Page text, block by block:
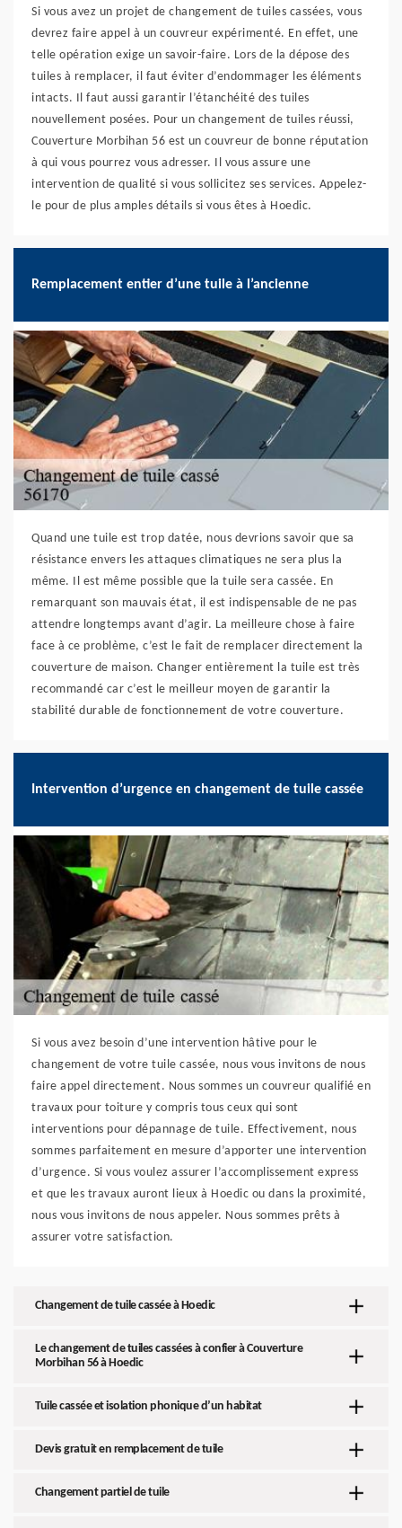
Si vous avez un projet de changement de tuiles cassées, vous
devrez faire appel à un couvreur expérimenté. En effet, une
telle opération exige un savoir-faire. Lors de la dépose des
tuiles à remplacer, il faut éviter d’endommager les éléments
intacts. Il faut aussi garantir l’étanchéité des tuiles
nouvellement posées. Pour un changement de tuiles réussi,
Couverture Morbihan 56 est un couvreur de bonne réputation
à qui vous pourrez vous adresser. Il vous assure une
intervention de qualité si vous sollicitez ses services. Appelez-
le pour de plus amples détails si vous êtes à Hoedic.
Remplacement entier d’une tuile à l’ancienne
Quand une tuile est trop datée, nous devrions savoir que sa
résistance envers les attaques climatiques ne sera plus la
même. Il est même possible que la tuile sera cassée. En
remarquant son mauvais état, il est indispensable de ne pas
attendre longtemps avant d’agir. La meilleure chose à faire
face à ce problème, c’est le fait de remplacer directement la
couverture de maison. Changer entièrement la tuile est très
recommandé car c’est le meilleur moyen de garantir la
stabilité durable de fonctionnement de votre couverture.
Intervention d’urgence en changement de tuile cassée
Si vous avez besoin d’une intervention hâtive pour le
changement de votre tuile cassée, nous vous invitons de nous
faire appel directement. Nous sommes un couvreur qualifié en
travaux pour toiture y compris tous ceux qui sont
interventions pour dépannage de tuile. Effectivement, nous
sommes parfaitement en mesure d’apporter une intervention
d’urgence. Si vous voulez assurer l’accomplissement express
et que les travaux auront lieux à Hoedic ou dans la proximité,
nous vous invitons de nous appeler. Nous sommes prêts à
assurer votre satisfaction.
Changement de tuile cassée à Hoedic
Le changement de tuiles cassées à confier à Couverture
Morbihan 56 à Hoedic
Tuile cassée et isolation phonique d’un habitat
Devis gratuit en remplacement de tuile
Changement partiel de tuile